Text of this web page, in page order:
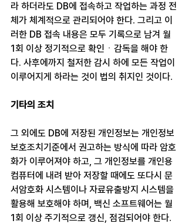
라 하더라도 DB에 접속하고 작업하는 과정 전
체가 체계적으로 관리되어야 한다. 그리고 이
러한 DB 접속 내용은 모두 기록으로 남겨 월
1회 이상 정기적으로 확인ㆍ감독을 해야 한
다. 사후에까지 철저한 감시 하에 모든 작업이
이루어지게 하라는 것이 법의 취지인 것이다.
기타의 조치
그 외에도 DB에 저장된 개인정보는 개인정보
보호조치기준에서 권고하는 방식에 따라 암호
화가 이루어져야 하고, 그 개인정보를 개인용
컴퓨터에 내려 받아 저장할 때에도 또다시 문
서암호화 시스템이나 자료유출방지 시스템을
활용해 보호해야 하며, 백신 소프트웨어는 월
1회 이상 주기적으로 갱신, 점검되어야 한다.